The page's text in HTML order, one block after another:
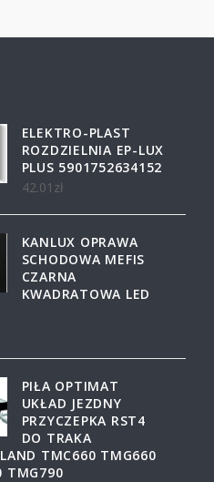
ELEKTRO-PLAST
ROZDZIELNIA EP-LUX
PLUS 5901752634152
42.01 zł
KANLUX OPRAWA
SCHODOWA MEFIS
CZARNA
KWADRATOWA LED
PIŁA OPTIMAT
UKŁAD JEZDNY
PRZYCZEPKA RST4
DO TRAKA
TMC660 TMG660
TMG790